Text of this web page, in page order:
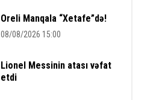
Oreli Manqala “Xetafe”də!
08/08/2026 15:00
Lionel Messinin atası vəfat
etdi